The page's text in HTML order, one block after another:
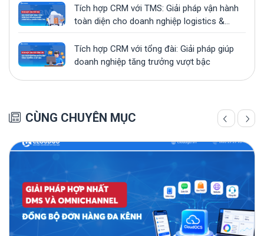
Tích hợp CRM với TMS: Giải pháp vận hành
toàn diện cho doanh nghiệp logistics &
Tích hợp CRM với tổng đài: Giải pháp giúp
doanh nghiệp tăng trưởng vượt bậc
CÙNG CHUYÊN MỤC